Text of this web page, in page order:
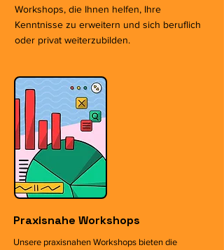
Workshops, die Ihnen helfen, Ihre
Kenntnisse zu erweitern und sich beruflich
oder privat weiterzubilden.
Praxisnahe Workshops
Unsere praxisnahen Workshops bieten die